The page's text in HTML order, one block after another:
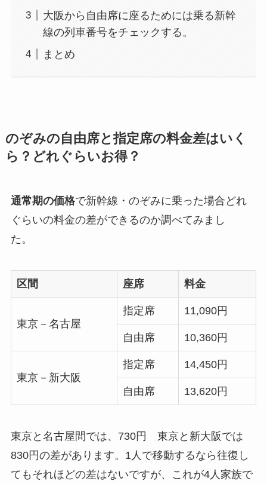
大阪から自由席に座るためには乗る新幹
線の列車番号をチェックする。
まとめ
のぞみの自由席と指定席の料金差はいく
ら？どれぐらいお得？
通常期の価格で新幹線・のぞみに乗った場合どれ
ぐらいの料金の差ができるのか調べてみまし
た。
区間 座席 料金
東京－名古屋
指定席 11,090円
自由席 10,360円
東京－新大阪
指定席 14,450円
自由席 13,620円
東京と名古屋間では、730円 東京と新大阪では
830円の差があります。1人で移動するなら往復し
てもそれほどの差はないですが、これが4人家族で